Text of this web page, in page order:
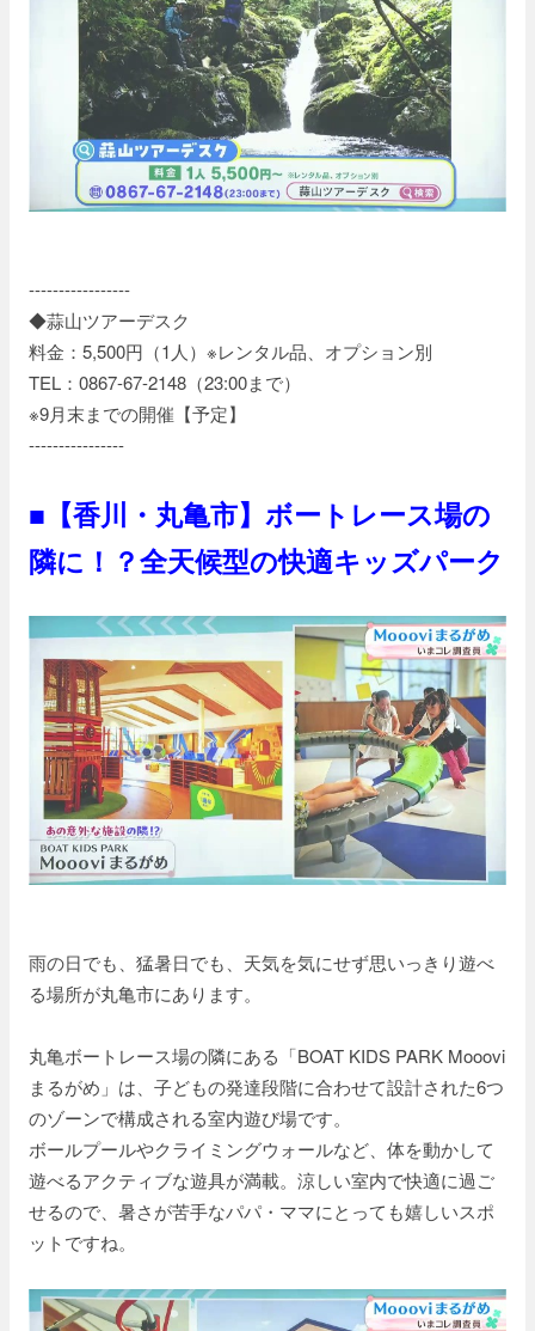
-----------------
◆蒜山ツアーデスク
料金：5,500円（1人）※レンタル品、オプション別
TEL：0867-67-2148（23:00まで）
※9月末までの開催【予定】
----------------
■【香川・丸亀市】ボートレース場の
隣に！？全天候型の快適キッズパーク
雨の日でも、猛暑日でも、天気を気にせず思いっきり遊べ
る場所が丸亀市にあります。
丸亀ボートレース場の隣にある「BOAT KIDS PARK Mooovi
まるがめ」は、子どもの発達段階に合わせて設計された6つ
のゾーンで構成される室内遊び場です。
ボールプールやクライミングウォールなど、体を動かして
遊べるアクティブな遊具が満載。涼しい室内で快適に過ご
せるので、暑さが苦手なパパ・ママにとっても嬉しいスポ
ットですね。